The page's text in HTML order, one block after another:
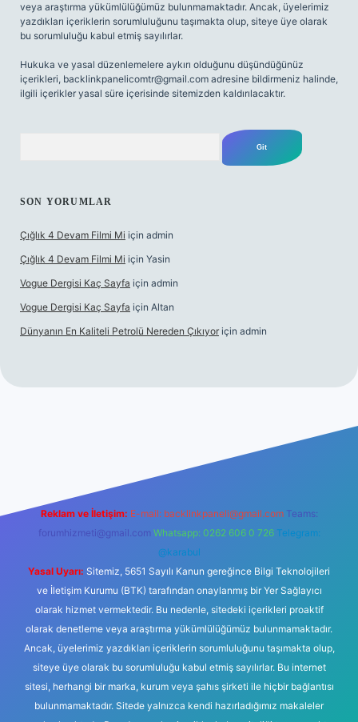
veya araştırma yükümlülüğümüz bulunmamaktadır. Ancak, üyelerimiz
yazdıkları içeriklerin sorumluluğunu taşımakta olup, siteye üye olarak
bu sorumluluğu kabul etmiş sayılırlar.
Hukuka ve yasal düzenlemelere aykırı olduğunu düşündüğünüz
içerikleri, backlinkpanelicomtr@gmail.com adresine bildirmeniz halinde,
ilgili içerikler yasal süre içerisinde sitemizden kaldırılacaktır.
SON YORUMLAR
Çığlık 4 Devam Filmi Mi için admin
Çığlık 4 Devam Filmi Mi için Yasin
Vogue Dergisi Kaç Sayfa için admin
Vogue Dergisi Kaç Sayfa için Altan
Dünyanın En Kaliteli Petrolü Nereden Çıkıyor için admin
Reklam ve İletişim: E-mail: backlinkpaneli@gmail.com Teams:
forumhizmeti@gmail.com Whatsapp: 0262 606 0 726 Telegram:
@karabul
Yasal Uyarı: Sitemiz, 5651 Sayılı Kanun gereğince Bilgi Teknolojileri
ve İletişim Kurumu (BTK) tarafından onaylanmış bir Yer Sağlayıcı
olarak hizmet vermektedir. Bu nedenle, sitedeki içerikleri proaktif
olarak denetleme veya araştırma yükümlülüğümüz bulunmamaktadır.
Ancak, üyelerimiz yazdıkları içeriklerin sorumluluğunu taşımakta olup,
siteye üye olarak bu sorumluluğu kabul etmiş sayılırlar. Bu internet
sitesi, herhangi bir marka, kurum veya şahıs şirketi ile hiçbir bağlantısı
bulunmamaktadır. Sitede yalnızca kendi hazırladığımız makaleler